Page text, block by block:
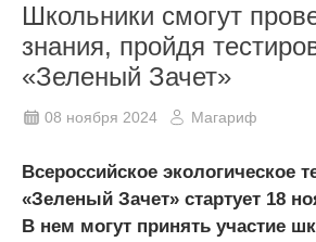
Школьники смогут
знания, пройдя
«Зеленый Зачет»
08 ноября 2024 Магариф
Всероссийское экологическое
«Зеленый Зачет» стартует 18
В нем могут принять участие